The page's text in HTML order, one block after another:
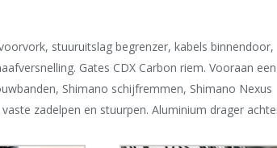
stuuruitslag begrenzer, kabels binnendoor,
Gates CDX Carbon riem. Vooraan
Shimano schijfremmen, Shimano Nexus
zadelpen en stuurpen. Aluminium drager